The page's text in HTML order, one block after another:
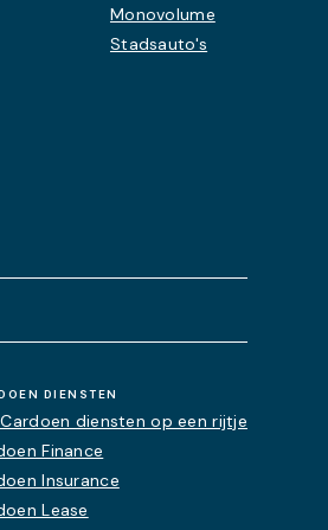
Monovolume
Stadsauto's
DIENSTEN
diensten op een rijtje
Finance
Insurance
Lease